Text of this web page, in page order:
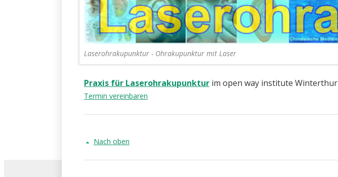
Laserohrakupunktur - Ohrakupunktur mit Laser
Praxis für Laserohrakupunktur im open way institute Winterthur
Termin vereinbaren
Nach oben